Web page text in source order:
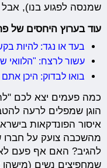
שמנסה לפגוע בנו),
עוד בערוץ היחסים של
בעד או נגד: להיות
עשור לרצח: "הלוואי
בואו לבדוק: היכן
כמה פעמים יצא לכם
הוגן שמפלים לרעה
איסור הפונדקאות
מהשכבה צועק על חברו
להגיב? האם אף פעם
שמחפיצים נשים